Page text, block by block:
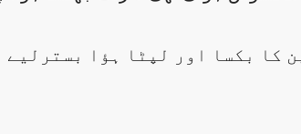
کا بکسا اور لپٹا ہؤا بسترلیے